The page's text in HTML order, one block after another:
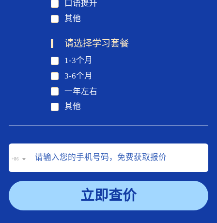
口语提升
其他
请选择学习套餐
1-3个月
3-6个月
一年左右
其他
+86
立即查价